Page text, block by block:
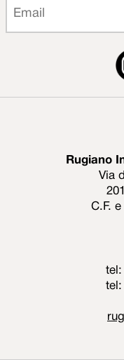
Rugiano
Via
C.F. e
tel:
tel: